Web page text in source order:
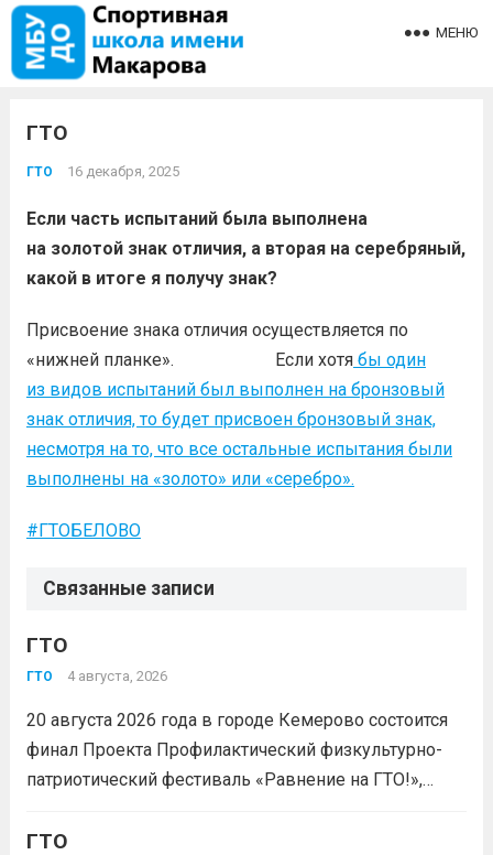
МЕНЮ
ГТО
ГТО 16 декабря, 2025
Если часть испытаний была выполнена
на золотой знак отличия, а вторая на серебряный,
какой в итоге я получу знак?
Присвоение знака отличия осуществляется по
«нижней планке». Если хотябы один
из видов испытаний был выполнен на бронзовый
знак отличия, то будет присвоен бронзовый знак,
несмотря на то, что все остальные испытания были
выполнены на «золото» или «серебро».
#ГТОБЕЛОВО
Связанные записи
ГТО
ГТО 4 августа, 2026
20 августа 2026 года в городе Кемерово состоится
финал Проекта Профилактический физкультурно-
патриотический фестиваль «Равнение на ГТО!»,
Первых-2026».В мероприятии примут участие
ГТО